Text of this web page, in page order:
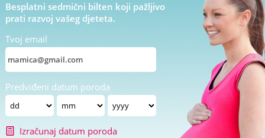
Besplatni sedmični bilten koji pažljivo
prati razvoj vašeg djeteta.
Tvoj email
Predviđeni datum poroda
Izračunaj datum poroda